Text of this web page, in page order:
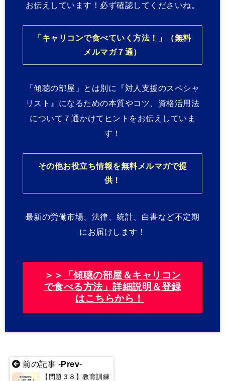
お伝えしています！必ず確認してくださいね。
「キャリコンで食べていく方法！」（無料
メルマガ７通）
「傾聴の部屋」とは別に『対人支援のスペシャ
リスト』になるための本質やコツ、資格活用法
について７通かけてヒントをお伝えしていま
す！
その他お役立ち情報を無料メルマガで提
供！
最新の労働市場、法律、統計、白書など不定期
にお届けします！
＞＞
「傾聴の部屋＆キャリコン
で食べる方法」詳細説明＆登録
はこちらから！
前の記事 -Prev-
【問題３８】教育訓練